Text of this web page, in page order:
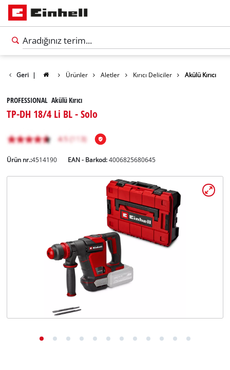
Geri | Ürünler Aletler Kırıcı Deliciler Akülü Kırıcı
PROFESSIONAL Akülü Kırıcı
TP-DH 18/4 Li BL - Solo
Ürün nr.:4514190 EAN - Barkod:4006825680645